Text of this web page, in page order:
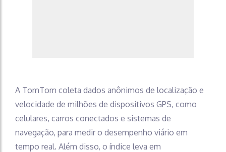
A TomTom coleta dados anônimos de localização e
velocidade de milhões de dispositivos GPS, como
celulares, carros conectados e sistemas de
navegação, para medir o desempenho viário em
tempo real. Além disso, o índice leva em